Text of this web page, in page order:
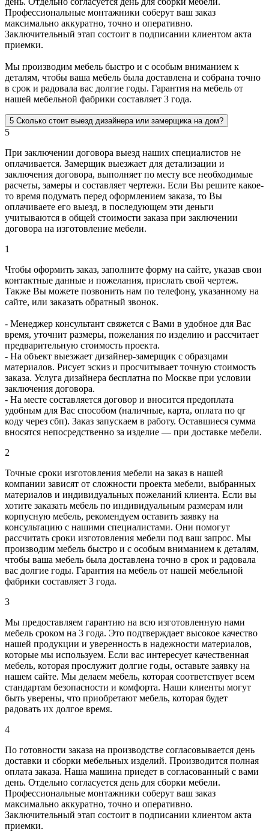
Профессиональные монтажники соберут ваш заказ
максимально аккуратно, точно и оперативно.
Заключительный этап состоит в подписании клиентом акта
приемки.
Мы производим мебель быстро и с особым вниманием к
деталям, чтобы ваша мебель была доставлена и собрана точно
в срок и радовала вас долгие годы. Гарантия на мебель от
нашей мебельной фабрики составляет 3 года.
5 Сколько стоит выезд дизайнера или замерщика на дом?
5
При заключении договора выезд наших специалистов не
оплачивается. Замерщик выезжает для детализации и
заключения договора, выполняет по месту все необходимые
расчеты, замеры и составляет чертежи. Если Вы решите какое-
то время подумать перед оформлением заказа, то Вы
оплачиваете его выезд, в последующем эти деньги
учитываются в общей стоимости заказа при заключении
договора на изготовление мебели.
1
Чтобы оформить заказ, заполните форму на сайте, указав свои
контактные данные и пожелания, прислать свой чертеж.
Также Вы можете позвонить нам по телефону, указанному на
сайте, или заказать обратный звонок.
- Менеджер консультант свяжется с Вами в удобное для Вас
время, уточнит размеры, пожелания по изделию и рассчитает
предварительную стоимость проекта.
- На объект выезжает дизайнер-замерщик с образцами
материалов. Рисует эскиз и просчитывает точную стоимость
заказа. Услуга дизайнера бесплатна по Москве при условии
заключения договора.
- На месте составляется договор и вносится предоплата
удобным для Вас способом (наличные, карта, оплата по qr
коду через сбп). Заказ запускаем в работу. Оставшиеся сумма
вносятся непосредственно за изделие — при доставке мебели.
2
Точные сроки изготовления мебели на заказ в нашей
компании зависят от сложности проекта мебели, выбранных
материалов и индивидуальных пожеланий клиента. Если вы
хотите заказать мебель по индивидуальным размерам или
корпусную мебель, рекомендуем оставить заявку на
консультацию с нашими специалистами. Они помогут
рассчитать сроки изготовления мебели под ваш запрос. Мы
производим мебель быстро и с особым вниманием к деталям,
чтобы ваша мебель была доставлена точно в срок и радовала
вас долгие годы. Гарантия на мебель от нашей мебельной
фабрики составляет 3 года.
3
Мы предоставляем гарантию на всю изготовленную нами
мебель сроком на 3 года. Это подтверждает высокое качество
нашей продукции и уверенность в надежности материалов,
которые мы используем. Если вас интересует качественная
мебель, которая прослужит долгие годы, оставьте заявку на
нашем сайте. Мы делаем мебель, которая соответствует всем
стандартам безопасности и комфорта. Наши клиенты могут
быть уверены, что приобретают мебель, которая будет
радовать их долгое время.
4
По готовности заказа на производстве согласовывается день
доставки и сборки мебельных изделий. Производится полная
оплата заказа. Наша машина приедет в согласованный с вами
день. Отдельно согласуется день для сборки мебели.
Профессиональные монтажники соберут ваш заказ
максимально аккуратно, точно и оперативно.
Заключительный этап состоит в подписании клиентом акта
приемки.